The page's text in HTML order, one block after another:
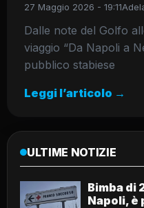
27 Maggio 2026 - 19:11
Dalle note del Golfo
viaggio “Da Napoli a
pubblico stabiese
Leggi l’articolo →
ULTIME NOTIZIE
Bimba di
Napoli, è